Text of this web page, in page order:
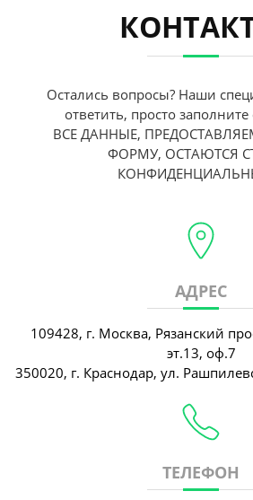
Остались вопросы? Наши
ответить, просто
ВСЕ ДАННЫЕ,
ФОРМУ, ОСТАЮТСЯ
АДРЕС
109428, г. Москва, Рязанский
эт.13, оф.7
350020, г. Краснодар, ул.
ТЕЛЕФОН